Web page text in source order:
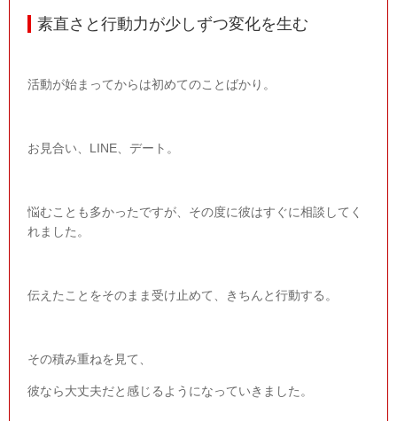
素直さと行動力が少しずつ変化を生む
活動が始まってからは初めてのことばかり。
お見合い、 LINE 、デート。
悩むことも多かったですが、その度に彼はすぐに相談してく
れました。
伝えたことをそのまま受け止めて、きちんと行動する。
その積み重ねを見て、
彼なら大丈夫だと感じるようになっていきました。